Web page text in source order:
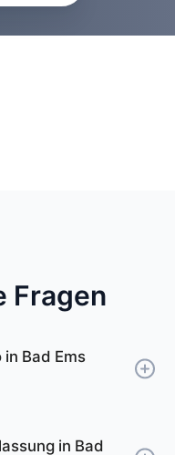
Fragen
Bad Ems
in Bad